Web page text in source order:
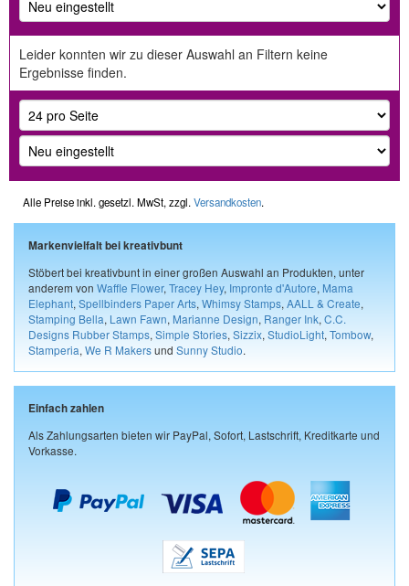
Leider konnten wir zu dieser Auswahl an Filtern keine
Ergebnisse finden.
Alle Preise inkl. gesetzl. MwSt, zzgl. Versandkosten.
Markenvielfalt bei kreativbunt
Stöbert bei kreativbunt in einer großen Auswahl an Produkten, unter
anderem von Waffle Flower, Tracey Hey, Impronte d'Autore, Mama
Elephant, Spellbinders Paper Arts, Whimsy Stamps, AALL & Create,
Stamping Bella, Lawn Fawn, Marianne Design, Ranger Ink, C.C.
Designs Rubber Stamps, Simple Stories, Sizzix, StudioLight, Tombow,
Stamperia, We R Makersund Sunny Studio.
Einfach zahlen
Als Zahlungsarten bieten wir PayPal, Sofort, Lastschrift, Kreditkarte und
Vorkasse.